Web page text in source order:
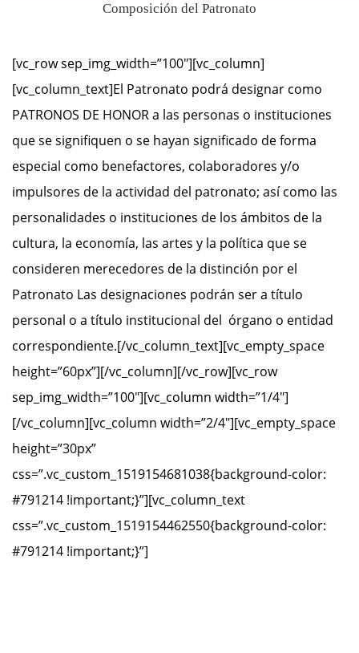
Composición del Patronato
[vc_row sep_img_width=”100″][vc_column]
[vc_column_text]El Patronato podrá designar como
PATRONOS DE HONOR a las personas o instituciones
que se signifiquen o se hayan significado de forma
especial como benefactores, colaboradores y/o
impulsores de la actividad del patronato; así como las
personalidades o instituciones de los ámbitos de la
cultura, la economía, las artes y la política que se
consideren merecedores de la distinción por el
Patronato Las designaciones podrán ser a título
personal o a título institucional del órgano o entidad
correspondiente.[/vc_column_text][vc_empty_space
height=”60px”][/vc_column][/vc_row][vc_row
sep_img_width=”100″][vc_column width=”1/4″]
[/vc_column][vc_column width=”2/4″][vc_empty_space
height=”30px”
css=”.vc_custom_1519154681038{background-color:
#791214 !important;}”][vc_column_text
css=”.vc_custom_1519154462550{background-color:
#791214 !important;}”]